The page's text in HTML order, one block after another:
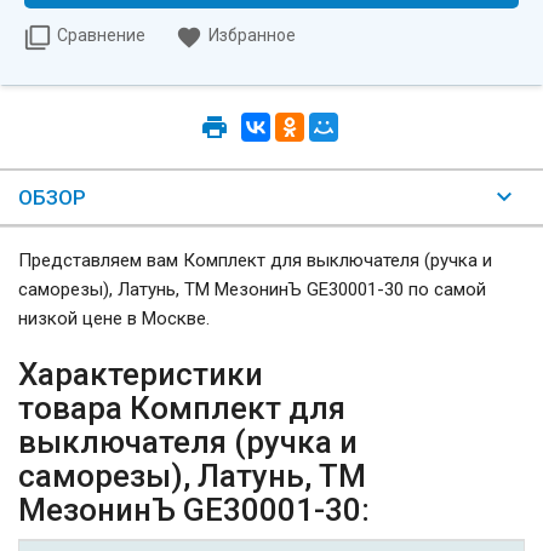
Сравнение Избранное
ОБЗОР
Представляем вам Комплект для выключателя (ручка и
саморезы), Латунь, ТМ МезонинЪ GE30001-30 по самой
низкой цене в Москве.
Характеристики
товара Комплект для
выключателя (ручка и
саморезы), Латунь, ТМ
МезонинЪ GE30001-30: